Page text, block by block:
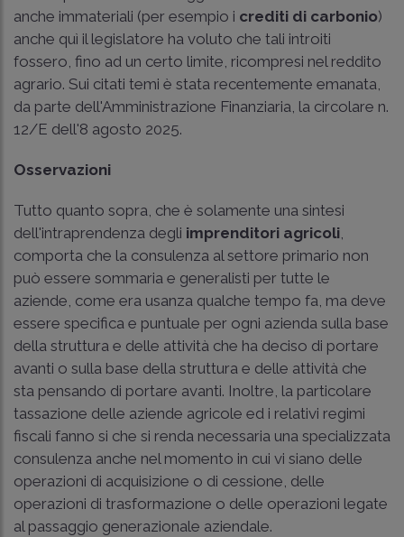
anche immateriali (per esempio i crediti di carbonio)
anche quì il legislatore ha voluto che tali introiti
fossero, fino ad un certo limite, ricompresi nel reddito
agrario. Sui citati temi è stata recentemente emanata,
da parte dell'Amministrazione Finanziaria, la circolare n.
12/E dell'8 agosto 2025.
Osservazioni
Tutto quanto sopra, che è solamente una sintesi
dell'intraprendenza degli imprenditori agricoli
comporta che la consulenza al settore primario non
può essere sommaria e generalisti per tutte le
aziende, come era usanza qualche tempo fa, ma deve
essere specifica e puntuale per ogni azienda sulla base
della struttura e delle attività che ha deciso di portare
avanti o sulla base della struttura e delle attività che
sta pensando di portare avanti. Inoltre, la particolare
tassazione delle aziende agricole ed i relativi regimi
fiscali fanno si che si renda necessaria una specializzata
consulenza anche nel momento in cui vi siano delle
operazioni di acquisizione o di cessione, delle
operazioni di trasformazione o delle operazioni legate
al passaggio generazionale aziendale.